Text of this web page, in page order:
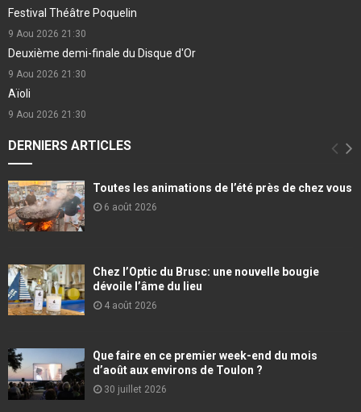
Festival Théâtre Poquelin
9 Aou 2026 21:30
Deuxième demi-finale du Disque d'Or
9 Aou 2026 21:30
Aïoli
9 Aou 2026 21:30
DERNIERS ARTICLES
Toutes les animations de l’été près de chez vous
6 août 2026
Chez l’Optic du Brusc: une nouvelle bougie
dévoile l’âme du lieu
4 août 2026
Que faire en ce premier week-end du mois
d’août aux environs de Toulon ?
30 juillet 2026